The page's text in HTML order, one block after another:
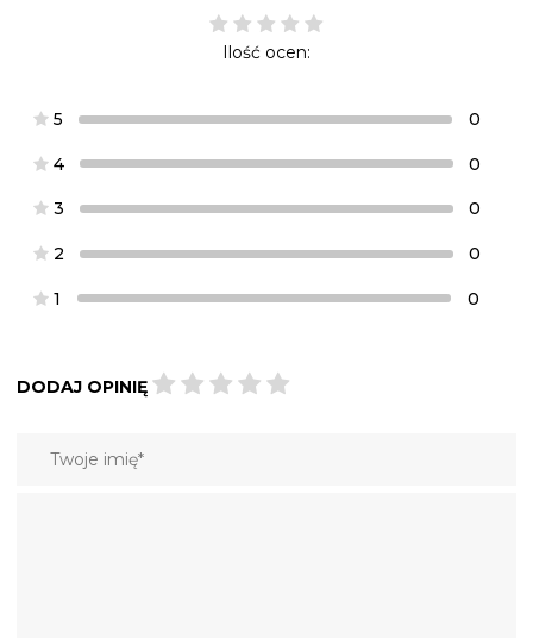
Ilość ocen:
5 0
4 0
3 0
2 0
1 0
DODAJ OPINIĘ